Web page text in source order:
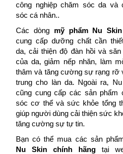
công nghiệp chăm sóc da và
sóc cá nhân..
Các dòng mỹ phẩm Nu Skin
cung cấp dưỡng chất cần
da, cải thiện độ đàn hồi và săn
của da, giảm nếp nhăn, làm
thâm và tăng cường sự rạng rỡ
trung cho làn da. Ngoài ra,
cũng cung cấp các sản phẩm
sóc cơ thể và sức khỏe tổng
giúp người dùng cải thiện sức
tăng cường sự tự tin.
Nu Skin chính hãng tại